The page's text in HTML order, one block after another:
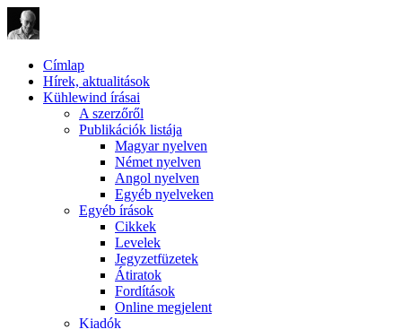
Címlap
Hírek, aktualitások
Kühlewind írásai
A szerzőről
Publikációk listája
Magyar nyelven
Német nyelven
Angol nyelven
Egyéb nyelveken
Egyéb írások
Cikkek
Levelek
Jegyzetfüzetek
Átiratok
Fordítások
Online megjelent
Kiadók